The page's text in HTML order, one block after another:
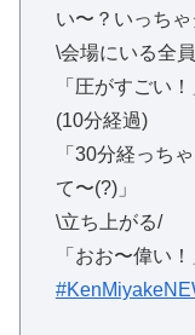
い〜？いっちゃ
\会場にいる全
「圧がすごい！
(10分経過)
「30分経っち
て〜(?)」
\立ち上がる/
「おお〜偉い！